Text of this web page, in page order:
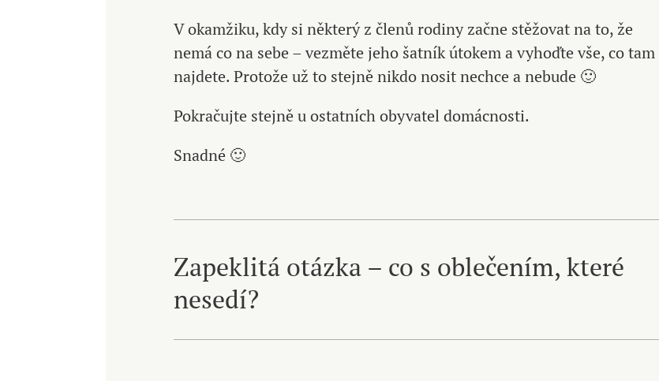
V okamžiku, kdy si některý z členů rodiny začne stěžovat na to, že
nemá co na sebe – vezměte jeho šatník útokem a vyhoďte vše, co tam
najdete. Protože už to stejně nikdo nosit nechce a nebude 🙂
Pokračujte stejně u ostatních obyvatel domácnosti.
Snadné 🙂
Zapeklitá otázka – co s oblečením, které
nesedí?